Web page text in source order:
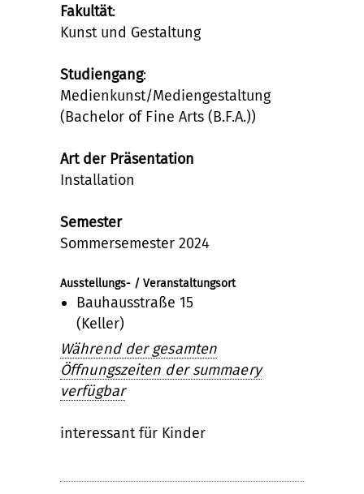
Fakultät:
Kunst und Gestaltung
Studiengang:
Medienkunst/Mediengestaltung
(Bachelor of Fine Arts (B.F.A.))
Art der Präsentation
Installation
Semester
Sommersemester 2024
Ausstellungs- / Veranstaltungsort
Bauhausstraße 15
(Keller)
Während der gesamten
Öffnungszeiten der summaery
verfügbar
interessant für Kinder